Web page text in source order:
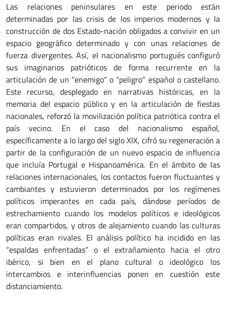
Las relaciones peninsulares en este periodo están
determinadas por las crisis de los imperios modernos y la
construcción de dos Estado-nación obligados a convivir en un
espacio geográfico determinado y con unas relaciones de
fuerza divergentes. Así, el nacionalismo portugués configuró
sus imaginarios patrióticos de forma recurrente en la
articulación de un “enemigo” o “peligro” español o castellano.
Este recurso, desplegado en narrativas históricas, en la
memoria del espacio público y en la articulación de fiestas
nacionales, reforzó la movilización política patriótica contra el
país vecino. En el caso del nacionalismo español,
específicamente a lo largo del siglo XIX, cifró su regeneración a
partir de la configuración de un nuevo espacio de influencia
que incluía Portugal e Hispanoamérica. En el ámbito de las
relaciones internacionales, los contactos fueron fluctuantes y
cambiantes y estuvieron determinados por los regímenes
políticos imperantes en cada país, dándose períodos de
estrechamiento cuando los modelos políticos e ideológicos
eran compartidos, y otros de alejamiento cuando las culturas
políticas eran rivales. El análisis político ha incidido en las
“espaldas enfrentadas” o el extrañamiento hacia el otro
ibérico, si bien en el plano cultural o ideológico los
intercambios e interinfluencias ponen en cuestión este
distanciamiento.